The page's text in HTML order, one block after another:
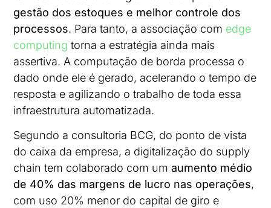
gestão dos estoques e melhor controle dos
processos. Para tanto, a associação com edge
computing torna a estratégia ainda mais
assertiva. A computação de borda processa o
dado onde ele é gerado, acelerando o tempo de
resposta e agilizando o trabalho de toda essa
infraestrutura automatizada.
Segundo a consultoria BCG, do ponto de vista
do caixa da empresa, a digitalização do supply
chain tem colaborado com umaumento médio
de 40% das margens de lucro nas operações,
com uso 20% menor do capital de giro e